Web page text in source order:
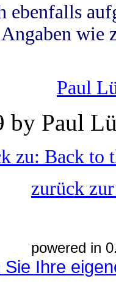
wie
Paul
Paul
zu: Back to
zurück
powered in
Sie Ihre